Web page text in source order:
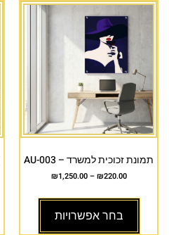
תמונת זכוכית למשרד – AU-003
₪220.00
–
₪1,250.00
בחר אפשרויות